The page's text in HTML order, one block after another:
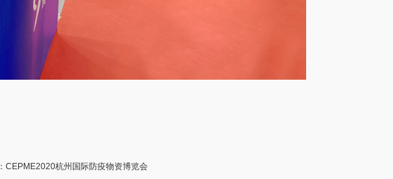
：CEPME2020杭州国际防疫物资博览会